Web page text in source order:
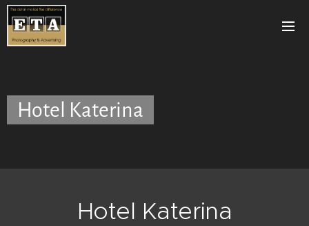
Hotel Katerina
Hotel Katerina